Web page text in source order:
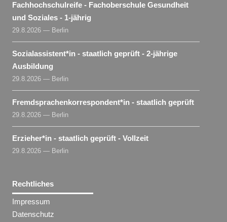
Fachhochschulreife - Fachoberschule Gesundheit
und Soziales - 1-jährig
29.8.2026 — Berlin
Sozialassistent​*in - staatlich geprüft - 2-jährige
Ausbildung
29.8.2026 — Berlin
Fremdsprachenkorrespondent​*in - staatlich geprüft
29.8.2026 — Berlin
Erzieher​*in - staatlich geprüft - Vollzeit
29.8.2026 — Berlin
Rechtliches
Impressum
Datenschutz